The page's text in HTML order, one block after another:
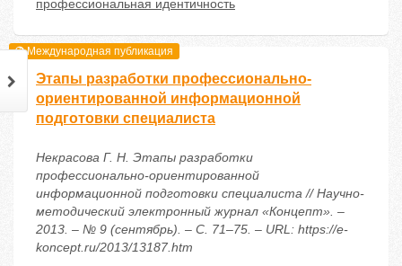
профессиональная идентичность
Международная публикация
Этапы разработки профессионально-
ориентированной информационной
подготовки специалиста
Некрасова Г. Н. Этапы разработки
профессионально-ориентированной
информационной подготовки специалиста // Научно-
методический электронный журнал «Концепт». –
2013. – № 9 (сентябрь). – С. 71–75. – URL: https://e-
koncept.ru/2013/13187.htm